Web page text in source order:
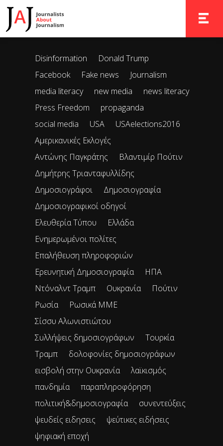
It seems we can’t find what you’re looking for. Perhaps
searching can help.
Disinformation
Donald Trump
Facebook
Fake news
Journalism
media literacy
new media
news literacy
Press Freedom
propaganda
social media
USA
USAelections2016
Αμερικανικές Εκλογές
Αντώνης Παγκράτης
Βλαντιμίρ Πούτιν
Δημήτρης Τριανταφυλλίδης
Δημοσιογράφοι
Δημοσιογραφία
Δημοσιογραφικοί οδηγοί
Ελευθερία Τύπου
Ελλάδα
Ενημερωμένοι πολίτες
Επαλήθευση πληροφοριών
Ερευνητική Δημοσιογραφία
ΗΠΑ
Ντόναλντ Τραμπ
Ουκρανία
Πούτιν
Ρωσία
Ρωσικά ΜΜΕ
Σίσσυ Αλωνιστιώτου
Συλλήψεις δημοσιογράφων
Τουρκία
Τραμπ
δολοφονίες δημοσιογράφων
εισβολή στην Ουκρανία
λαϊκισμός
πανδημία
παραπληροφόρηση
πολιτική&δημοσιογραφία
συνεντεύξεις
ψευδείς ειδησεις
ψεύτικες ειδήσεις
ψηφιακή εποχή